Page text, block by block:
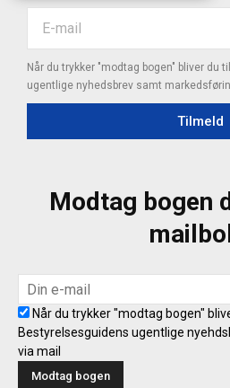
Når du trykker "modtag bogen" bliver du
ugentlige nyhedsbrev samt
Tilmeld
Modtag bogen
Når du trykker "modtag bogen"
Bestyrelsesguidens ugentlige
via mail